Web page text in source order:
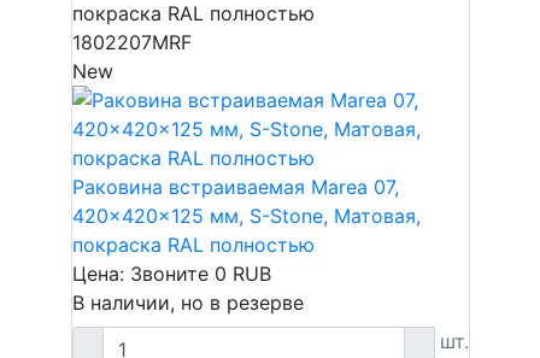
покраска RAL полностью
1802207MRF
New
Раковина встраиваемая Marea 07,
420x420x125 мм, S-Stone, Матовая,
покраска RAL полностью
Цена: Звоните 0 RUB
В наличии, но в резерве
шт.